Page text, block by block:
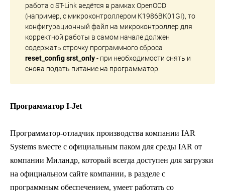
работа с ST-Link ведётся в рамках OpenOCD
(например, с микроконтроллером К1986ВК01GI), то
конфигурационный файл на микроконтроллер для
корректной работы в самом начале должен
содержать строчку программного сброса
reset_config srst_only- при необходимости снять и
снова подать питание на программатор
Программатор I-Jet
Программатор-отладчик производства компании IAR
Systems вместе с официальным паком для среды IAR от
компании Миландр, который всегда доступен для загрузки
на официальном сайте компании, в разделе с
программным обеспечением, умеет работать со